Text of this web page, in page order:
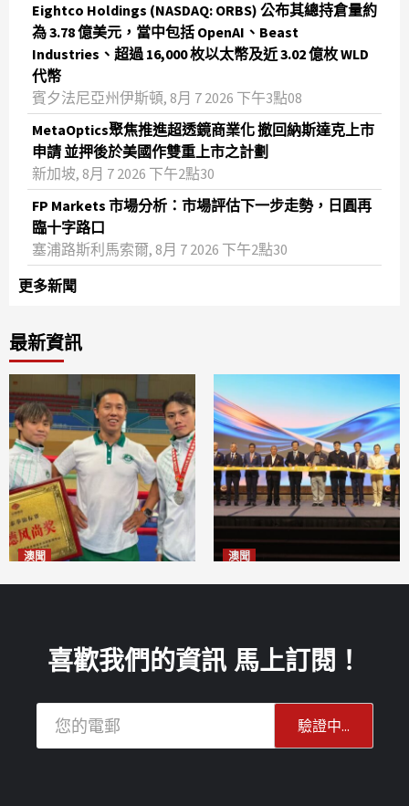
Eightco Holdings (NASDAQ: ORBS) 公布其總持倉量約
為 3.78 億美元，當中包括 OpenAI、Beast
Industries、超過 16,000 枚以太幣及近 3.02 億枚 WLD
代幣
賓夕法尼亞州伊斯頓, 8月 7 2026 下午3點08
MetaOptics聚焦推進超透鏡商業化 撤回納斯達克上市
申請 並押後於美國作雙重上市之計劃
新加坡, 8月 7 2026 下午2點30
FP Markets 市場分析：市場評估下一步走勢，日圓再
臨十字路口
塞浦路斯利馬索爾, 8月 7 2026 下午2點30
更多新聞
最新資訊
澳聞 澳聞
喜歡我們的資訊 馬上訂閱！